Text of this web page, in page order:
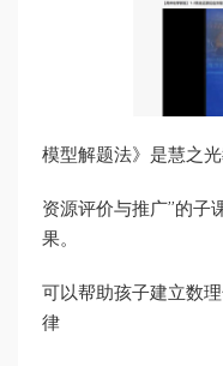
模型解题法》是慧之
资源评价与推广”的子
果。
可以帮助孩子建立数
律